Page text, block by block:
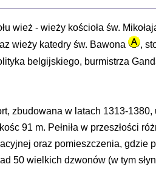
wież - wieży kościoła św.
wieży katedry św. Bawona
,
belgijskiego, burmistrza
zbudowana w latach 1313-1380,
91 m. Pełniła w przeszłości
oraz pomieszczenia, gdzie
50 wielkich dzwonów (w tym